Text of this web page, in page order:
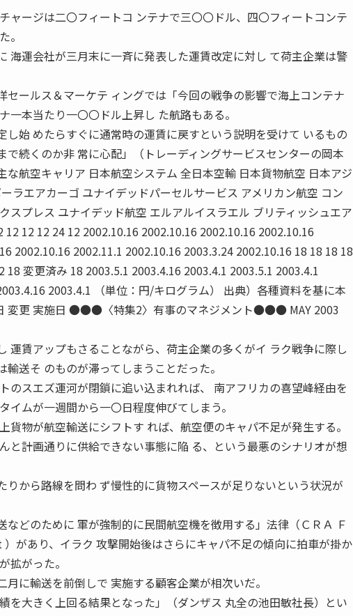
ャージは二〇フィートコ ンテナで三〇〇ドル、四〇フィートコンテ
。
海運会社が三月末に一斉に発表した運賃改定に対し て荷主企業は警
セールス＆マーケテ ィングでは「今回の戦争の影響で海上コンテナ
一本当たり一〇〇ドル上昇し た航路もある。
し始 めたらすぐに通常時の運賃に戻すという説明を受けて いるもの
で続くのか非 常に心配」（トレーディングサービスセンターの岡本
な航空キャリア 日本航空システム 全日本空輸 日本貨物航空 日本アジ
ラエアカーゴ ユナイデッドパーセルサービス アメリカン航空 コン
スプレス ユナイデッド航空 エルアルイスラエル ブリティッシュエア
12 12 12 24 12 2002.10.16 2002.10.16 2002.10.16 2002.10.16
2002.10.16 2002.11.1 2002.10.16 2003.3.24 2002.10.16 18 18 18 18
18 変更済み 18 2003.5.1 2003.4.16 2003.4.1 2003.5.1 2003.4.1
2003.4.1 （単位：円/キログラム） 出典）各種資料を基に本
変更 実施日 ●●●〈特集2〉有事のマネジメント●●● MAY 2003
運賃アップもさることながら、荷主企業の多くがイ ラク戦争に際し
送そ のものが滞ってしまうことだった。
のスエズ運河が閉鎖に追い込まれれば、 南アフリカの喜望峰経由を
イムが一週間から一〇日程度伸びてしまう。
貨物が航空輸送にシフトす れば、航空便のキャパ不足が発生する。
と計画通りに供給できない事態に陥 る、という最悪のシナリオが想
りから路線を問わ ず慢性的に貨物スペースが足りないという状況が
などのために 軍が強制的に民間航空機を徴用する」法律（ＣＲＡ Ｆ
があり、イラク 攻撃開始後はさらにキャパ不足の傾向に拍車が掛か
拡がった。
に輸送を前倒しで 実施する顧客企業が相次いだ。
を大きく上回る結果となった」（ダンザス 丸全の池田敏社長）とい